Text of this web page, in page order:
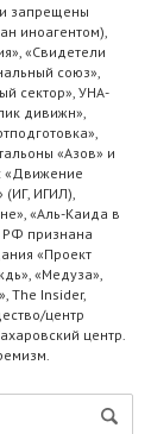
запрещены
иноагентом),
«Свидетели
союз»,
сектор», УНА-
дивижн»,
«Азов» и
«Движение
ИГИЛ),
«Аль-Каида в
РФ признана
«Проект
«Медуза»,
The Insider,
центр
центр.